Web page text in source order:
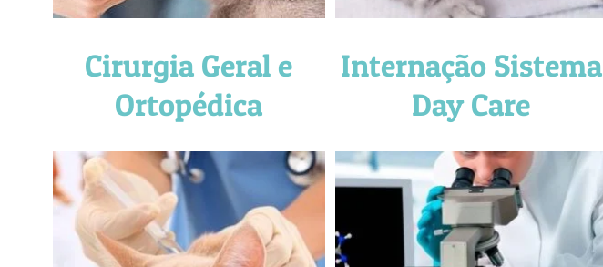
Cirurgia Geral e
Ortopédica
Internação Sistema
Day Care